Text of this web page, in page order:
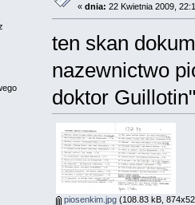
« dnia: 22 Kwietnia 2009,
ten skan
nazewnictwo
doktor
piosenkim.jpg(108.83 kB,